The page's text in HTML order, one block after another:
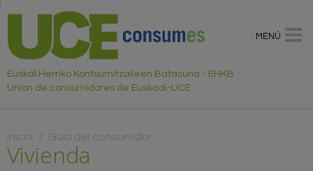
Euskal Herriko Kontsumitzaileen Batasuna - EHKB
Union de consumidores de Euskadi-UCE
Usted está aquí
Inicio Guía del consumidor
Vivienda
MENÚ